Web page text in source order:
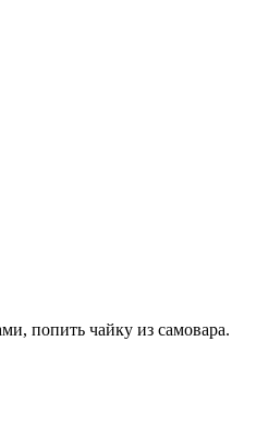
попить чайку из самовара.